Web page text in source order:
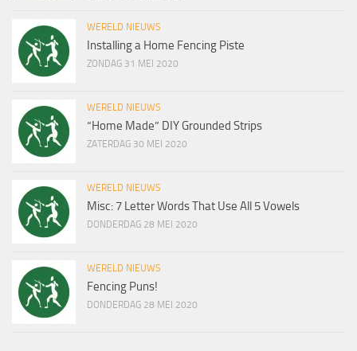
WERELD NIEUWS
Installing a Home Fencing Piste
ZONDAG 31 MEI 2020
WERELD NIEUWS
“Home Made” DIY Grounded Strips
ZATERDAG 30 MEI 2020
WERELD NIEUWS
Misc: 7 Letter Words That Use All 5 Vowels
DONDERDAG 28 MEI 2020
WERELD NIEUWS
Fencing Puns!
DONDERDAG 28 MEI 2020